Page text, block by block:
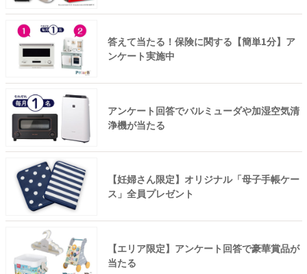
答えて当たる！保険に関する【簡単1分】ア
ンケート実施中
アンケート回答でバルミューダや加湿空気清
浄機が当たる
【妊婦さん限定】オリジナル「母子手帳ケー
ス」全員プレゼント
【エリア限定】アンケート回答で豪華賞品が
当たる